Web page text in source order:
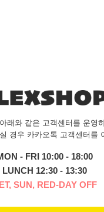
래와 같은 고객센터를 운영
경우 카카오톡 고객센터를
- FRI 10:00 - 18:00
LUNCH 12:30 - 13:30
SUN, RED-DAY OFF